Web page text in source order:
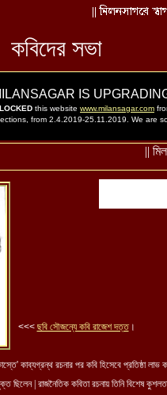
<<< ছবি সৌজন্যে কবি রাজেশ দত্ত।